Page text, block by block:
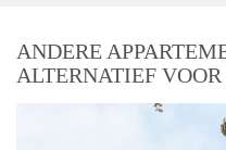
ANDERE
ALTERNATIEF